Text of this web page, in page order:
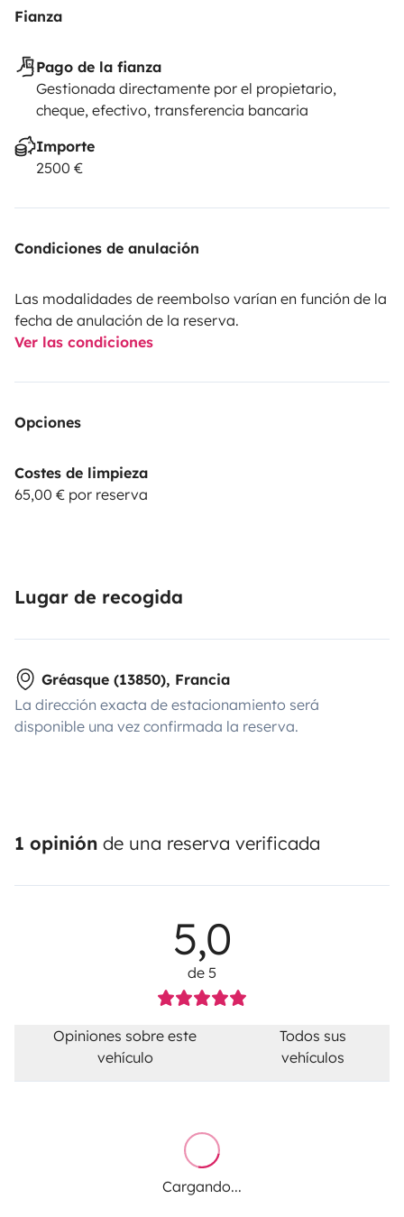
Fianza
Pago de la fianza
Gestionada directamente por el propietario,
cheque, efectivo, transferencia bancaria
Importe
2500 €
Condiciones de anulación
Las modalidades de reembolso varían en función de la
fecha de anulación de la reserva.
Ver las condiciones
Opciones
Costes de limpieza
65,00 € por reserva
Lugar de recogida
Gréasque (13850), Francia
La dirección exacta de estacionamiento será
disponible una vez confirmada la reserva.
1 opinión de una reserva verificada
5,0
de 5
Opiniones sobre este
vehículo
Todos sus
vehículos
Cargando...